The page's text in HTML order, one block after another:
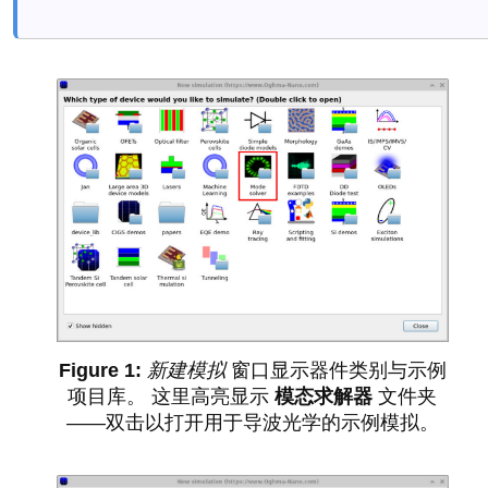
新建模拟窗口显示器件类别与示例
项目库。 这里高亮显示模态求解器 文件夹
——双击以打开用于导波光学的示例模拟。